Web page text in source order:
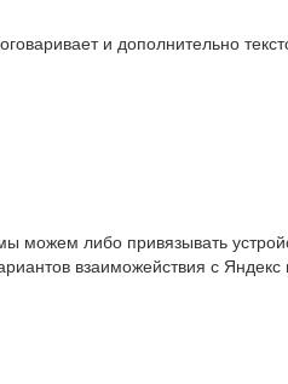
и дополнительно
либо привязывать
взаиможействия с Яндекс